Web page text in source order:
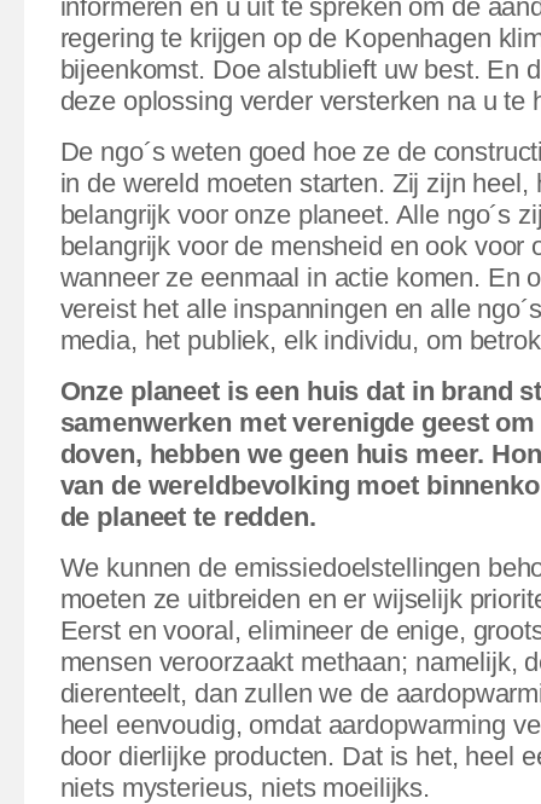
informeren en u uit te spreken om de
regering te krijgen op de Kopenhagen
bijeenkomst. Doe alstublieft uw best. En
deze oplossing verder versterken na u te
De ngo´s weten goed hoe ze de
in de wereld moeten starten. Zij zijn heel,
belangrijk voor onze planeet. Alle ngo´s
belangrijk voor de mensheid en ook voor
wanneer ze eenmaal in actie komen. En
vereist het alle inspanningen en alle
media, het publiek, elk individu, om
Onze planeet is een huis dat in brand
samenwerken met verenigde geest
doven, hebben we geen huis meer.
van de wereldbevolking moet
de planeet te redden.
We kunnen de emissiedoelstellingen
moeten ze uitbreiden en er wijselijk
Eerst en vooral, elimineer de enige,
mensen veroorzaakt methaan; namelijk,
dierenteelt, dan zullen we de
heel eenvoudig, omdat aardopwarming
door dierlijke producten. Dat is het, heel
niets mysterieus, niets moeilijks.